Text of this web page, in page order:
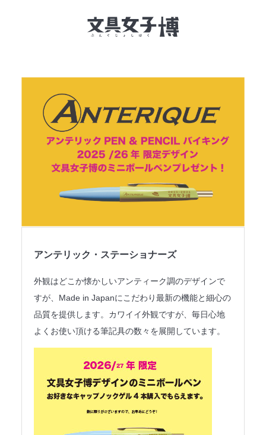
イベント一覧
NEWS
文具女子アワード
アイデアコンペ
レポート
法人のみなさまへ
SHARE ME!
アンテリック・ステーショナーズ
外観はどこか懐かしいアンティーク調のデザインで
すが、Made in Japanにこだわり最新の機能と細心の
品質を提供します。カワイイ外観ですが、毎日心地
よくお使い頂ける筆記具の数々を展開しています。